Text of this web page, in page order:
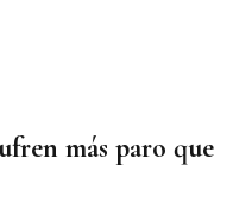
más paro que